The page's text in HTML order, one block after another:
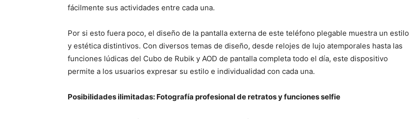
fácilmente sus actividades entre cada una.
Por si esto fuera poco, el diseño de la pantalla externa de este teléfono plegable muestra un estilo
y estética distintivos. Con diversos temas de diseño, desde relojes de lujo atemporales hasta las
funciones lúdicas del Cubo de Rubik y AOD de pantalla completa todo el día, este dispositivo
permite a los usuarios expresar su estilo e individualidad con cada una.
Posibilidades ilimitadas: Fotografía profesional de retratos y funciones selfie